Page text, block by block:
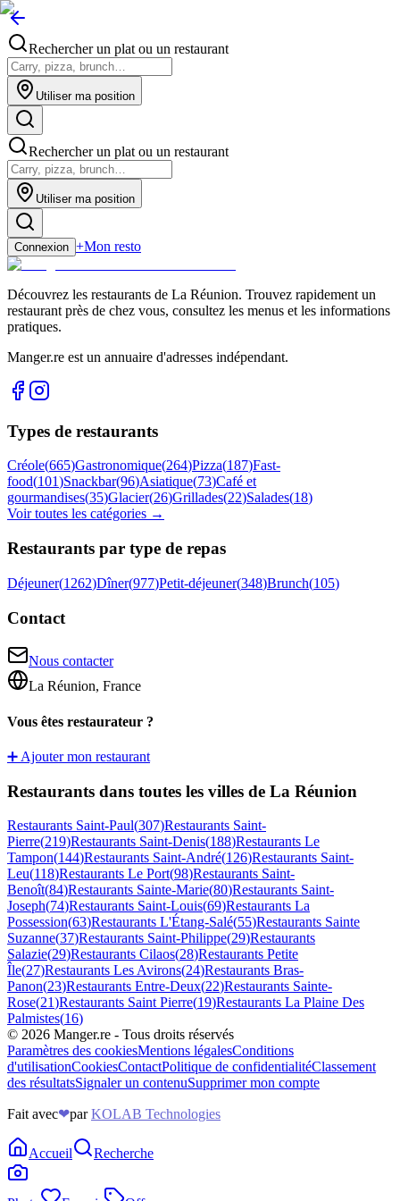
Rechercher un plat ou un restaurant
Utiliser ma position
Rechercher un plat ou un restaurant
Utiliser ma position
Connexion +Mon resto
Découvrez les restaurants de La Réunion. Trouvez rapidement un
restaurant près de chez vous, consultez les menus et les informations
pratiques.
Manger.re est un annuaire d'adresses indépendant.
Types de restaurants
Créole(665)Gastronomique(264)Pizza(187)Fast-
food(101)Snackbar(96)Asiatique(73)Café et
gourmandises(35)Glacier(26)Grillades(22)Salades(18)
Voir toutes les catégories →
Restaurants par type de repas
Déjeuner(1262)Dîner(977)Petit-déjeuner(348)Brunch(105)
Contact
Nous contacter
La Réunion, France
Vous êtes restaurateur ?
➕ Ajouter mon restaurant
Restaurants dans toutes les villes de La Réunion
Restaurants Saint-Paul(307)Restaurants Saint-
Pierre(219)Restaurants Saint-Denis(188)Restaurants Le
Tampon(144)Restaurants Saint-André(126)Restaurants Saint-
Leu(118)Restaurants Le Port(98)Restaurants Saint-
Benoît(84)Restaurants Sainte-Marie(80)Restaurants Saint-
Joseph(74)Restaurants Saint-Louis(69)Restaurants La
Possession(63)Restaurants L'Étang-Salé(55)Restaurants Sainte
Suzanne(37)Restaurants Saint-Philippe(29)Restaurants
Salazie(29)Restaurants Cilaos(28)Restaurants Petite
Île(27)Restaurants Les Avirons(24)Restaurants Bras-
Panon(23)Restaurants Entre-Deux(22)Restaurants Sainte-
Rose(21)Restaurants Saint Pierre(19)Restaurants La Plaine Des
Palmistes(16)
© 2026 Manger.re - Tous droits réservés
Paramètres des cookiesMentions légalesConditions
d'utilisationCookiesContactPolitique de confidentialitéClassement
des résultatsSignaler un contenuSupprimer mon compte
Fait avec❤par KOLAB Technologies
Accueil Recherche